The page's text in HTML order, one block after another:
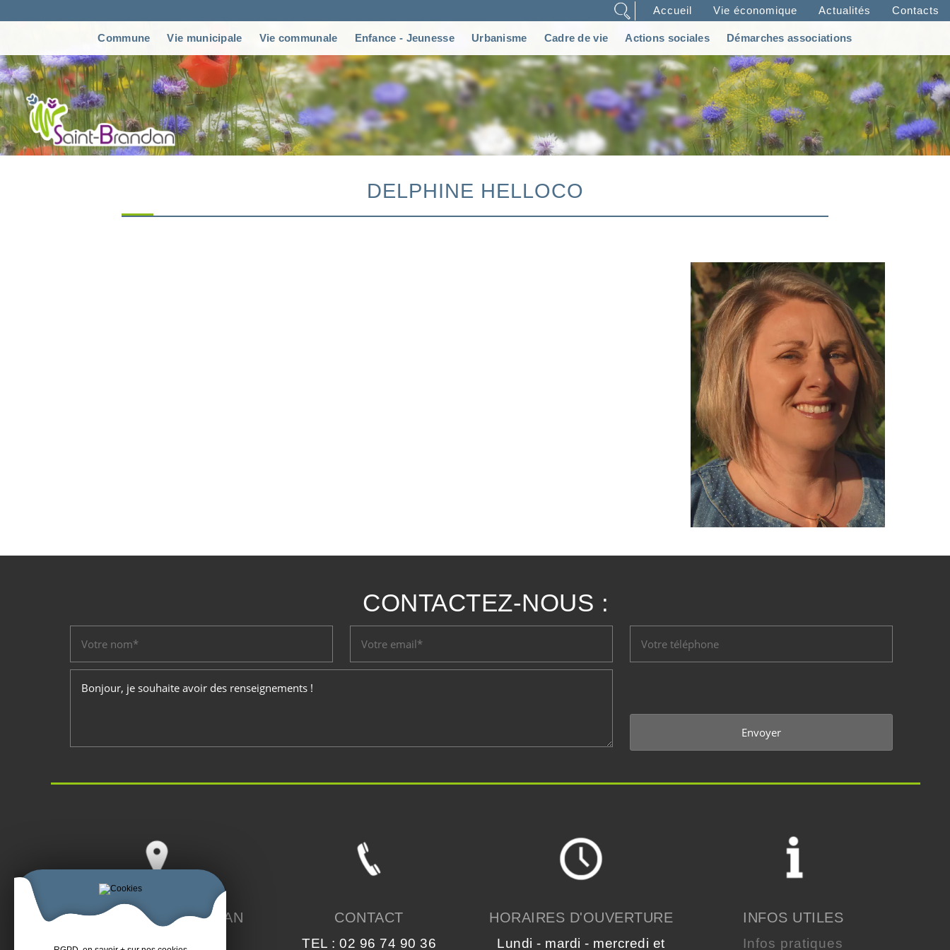
Accueil Vie économique Actualités Contacts
Commune Vie municipale Vie communale Enfance - Jeunesse Urbanisme Cadre de vie Actions sociales Démarches associations
DELPHINE HELLOCO
CONTACTEZ-NOUS :
MAIRIE DE ST-BRANDAN
6 Place de l'Église,
CONTACT
TEL : 02 96 74 90 36
HORAIRES D'OUVERTURE
Lundi - mardi - mercredi et
INFOS UTILES
Infos pratiques